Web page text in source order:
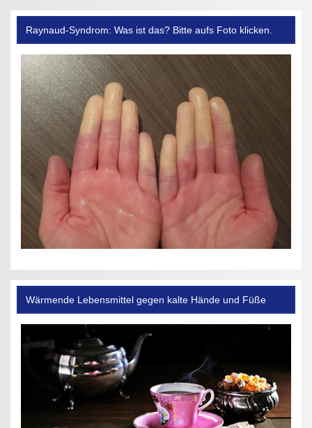
Raynaud-Syndrom: Was ist das? Bitte aufs Foto klicken.
Wärmende Lebensmittel gegen kalte Hände und Füße